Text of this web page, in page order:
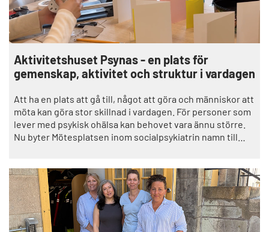
Aktivitetshuset Psynas - en plats för
gemenskap, aktivitet och struktur i vardagen
Att ha en plats att gå till, något att göra och människor att
möta kan göra stor skillnad i vardagen. För personer som
lever med psykisk ohälsa kan behovet vara ännu större.
Nu byter Mötesplatsen inom socialpsykiatrin namn till